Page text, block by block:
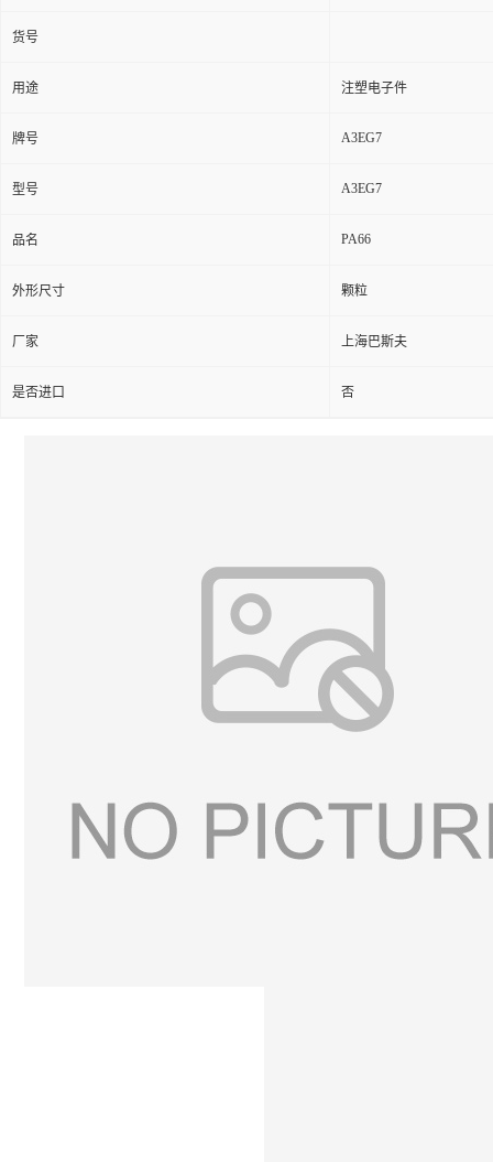
货号
用途 注塑电子件
牌号 A3EG7
型号 A3EG7
品名 PA66
外形尺寸 颗粒
厂家 上海巴斯夫
是否进口 否